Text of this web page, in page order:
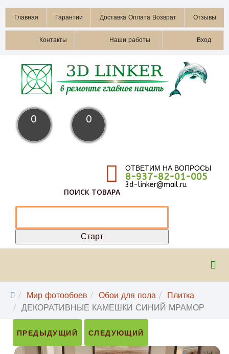
Главная Гарантии Доставка Оплата Возврат Отзывы
Контакты Наши работы Вход
0 0
ОТВЕТИМ НА ВОПРОСЫ
8-937-82-01-005
3d-linker@mail.ru
ПОИСК ТОВАРА
Мир фотообоев Обои для пола
Плитка
ДЕКОРАТИВНЫЕ КАМЕШКИ СИНИЙ МРАМОР
ПРЕДЫДУЩИЙ СЛЕДУЮЩИЙ